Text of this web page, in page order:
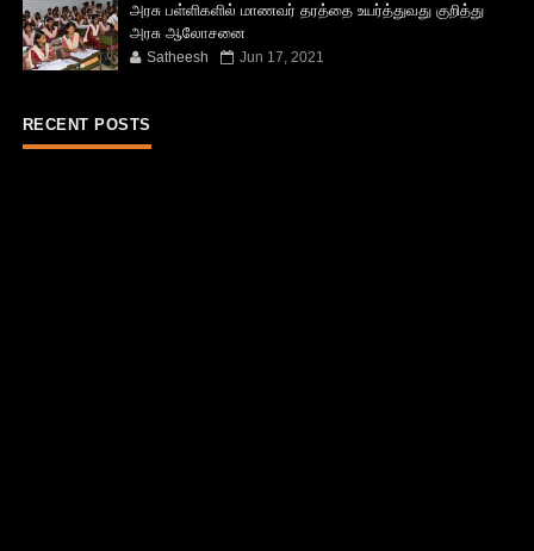
அரசு பள்ளிகளில் மாணவர் தரத்தை உயர்த்துவது குறித்து
அரசு ஆலோசனை
Satheesh Jun 17, 2021
RECENT POSTS